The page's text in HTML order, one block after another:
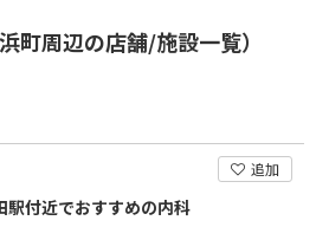
町周辺の店舗/施設一覧）
追加
駅付近でおすすめの内科